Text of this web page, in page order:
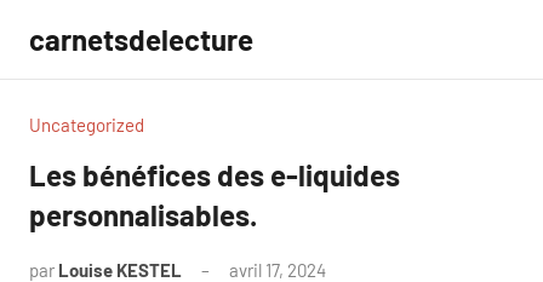
contenu
carnetsdelecture
Uncategorized
Les bénéfices des e-liquides
personnalisables.
par Louise KESTEL avril 17, 2024